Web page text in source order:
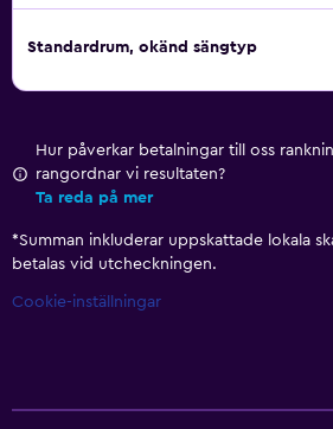
Standardrum, okänd sängtyp
Hur påverkar betalningar till oss
rangordnar vi resultaten?
Ta reda på mer
*Summan inkluderar uppskattade lokala
betalas vid utcheckningen.
Cookie-inställningar